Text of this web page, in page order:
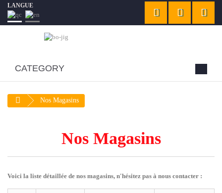
LANGUE
CATEGORY
Nos Magasins
Nos Magasins
Voici la liste détaillée de nos magasins, n'hésitez pas à nous contacter :